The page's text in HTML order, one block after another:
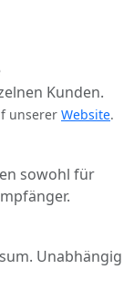
sowohl für
Unabhängig
Kunden.
unserer Website.